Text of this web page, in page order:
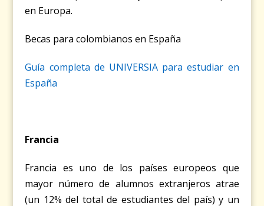
en Europa.
Becas para colombianos en España
Guía completa de UNIVERSIA para estudiar en
España
Francia
Francia es uno de los países europeos que
mayor número de alumnos extranjeros atrae
(un 12% del total de estudiantes del país) y un